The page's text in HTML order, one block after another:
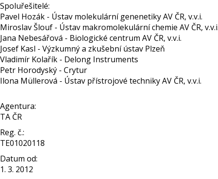
Spoluřešitelé:
Pavel Hozák - Ústav molekulární genenetiky AV ČR, v.v.i.
Miroslav Šlouf - Ústav makromolekulární chemie AV ČR,
Jana Nebesářová - Biologické centrum AV ČR, v.v.i.
Josef Kasl - Výzkumný a zkušební ústav Plzeň
Vladimír Kolařík - Delong Instruments
Petr Horodyský - Crytur
Ilona Müllerová - Ústav přístrojové techniky AV ČR, v.v.i.
Agentura:
TA ČR
Reg. č.:
TE01020118
Datum od:
1. 3. 2012